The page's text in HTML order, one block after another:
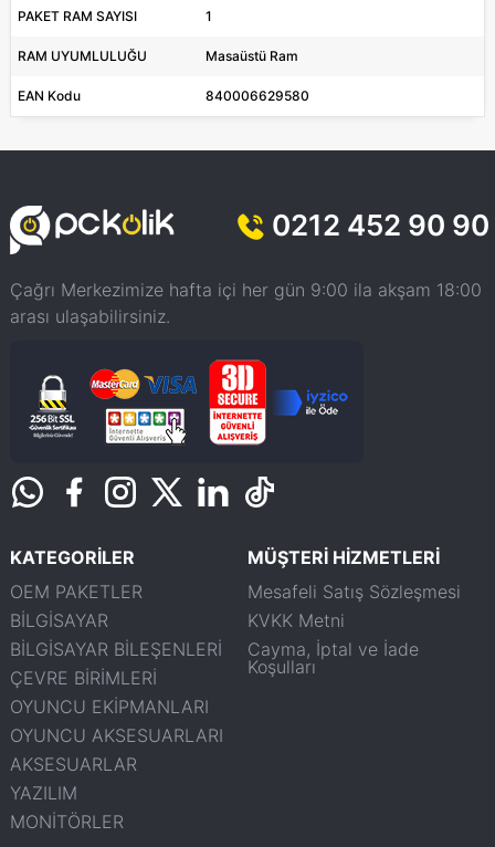
PAKET RAM SAYISI 1
RAM UYUMLULUĞU Masaüstü Ram
EAN Kodu 840006629580
0212 452 90 90
Çağrı Merkezimize hafta içi her gün 9:00 ila akşam 18:00
arası ulaşabilirsiniz.
KATEGORİLER
OEM PAKETLER
BİLGİSAYAR
BİLGİSAYAR BİLEŞENLERİ
ÇEVRE BİRİMLERİ
OYUNCU EKİPMANLARI
OYUNCU AKSESUARLARI
AKSESUARLAR
YAZILIM
MONİTÖRLER
MÜŞTERİ HİZMETLERİ
Mesafeli Satış Sözleşmesi
KVKK Metni
Cayma, İptal ve İade
Koşulları